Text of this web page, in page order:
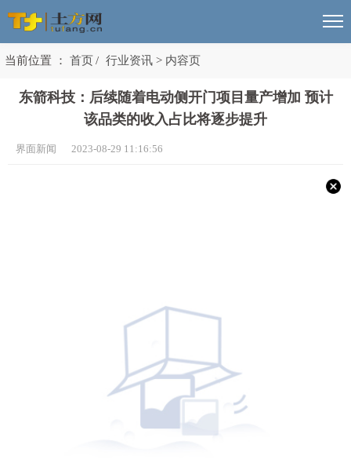
当前位置 ： 首页/ 行业资讯 > 内容页
东箭科技：后续随着电动侧开门项目量产增加 预计
该品类的收入占比将逐步提升
界面新闻 2023-08-29 11:16:56